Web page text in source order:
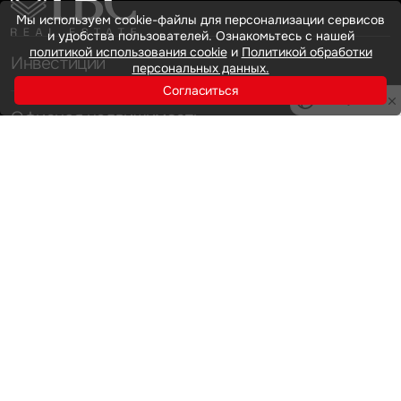
Инвестиции
Офисная недвижимость
Мы используем cookie-файлы для персонализации сервисов
и удобства пользователей. Ознакомьтесь с нашей
политикой использования cookieи Политикой обработки
персональных данных.
Согласиться